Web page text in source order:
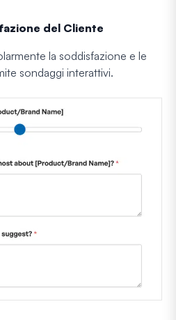
del Cliente
la soddisfazione e le
sondaggi interattivi.